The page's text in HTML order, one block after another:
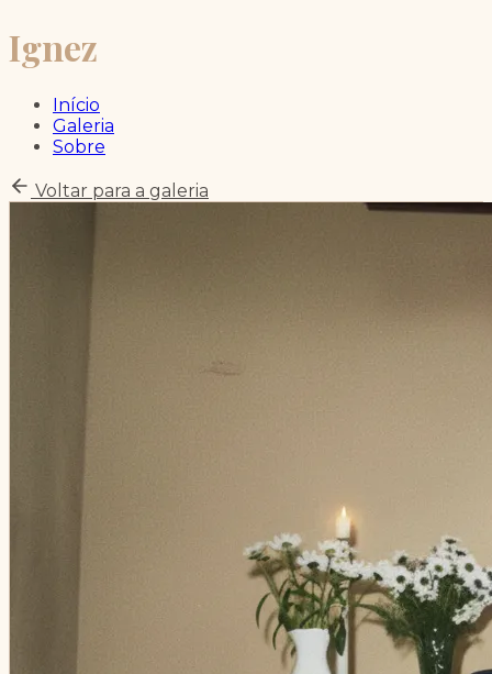
Ignez
Início
Galeria
Sobre
Voltar para a galeria